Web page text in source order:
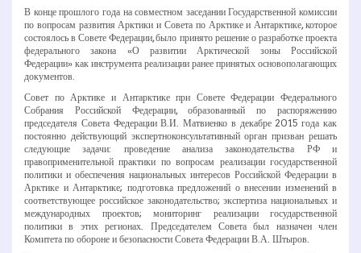
В конце прошлого года на совместном заседании Государственной комиссии
по вопросам развития Арктики и Совета по Арктике и Антарктике, которое
состоялось в Совете Федерации, было принято решение о разработке проекта
федерального закона «О развитии Арктической зоны Российской
Федерации» как инструмента реализации ранее принятых основополагающих
документов.
Совет по Арктике и Антарктике при Совете Федерации Федерального
Собрания Российской Федерации, образованный по распоряжению
председателя Совета Федерации В.И. Матвиенко в декабре 2015 года как
постоянно действующий экспертно­консультативный орган призван решать
следующие задачи: проведение анализа законодательства РФ и
правоприменительной практики по вопросам реализации государственной
политики и обеспечения национальных интересов Российской Федерации в
Арктике и Антарктике; подготовка предложений о внесении изменений в
соответствующее российское законодательство; экспертиза национальных и
международных проектов; мониторинг реализации государственной
политики в этих регионах. Председателем Совета был назначен член
Комитета по обороне и безопасности Совета Федерации В.А. Штыров.